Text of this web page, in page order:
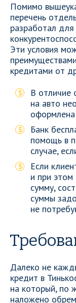
Помимо
перечень
разработал для
Эти условия
кредитами от
В отличие
на авто
Банк
помощь в
случае,
Если
и при этом
сумму,
суммы
не
Далеко не
кредит в
на который, по
наложено